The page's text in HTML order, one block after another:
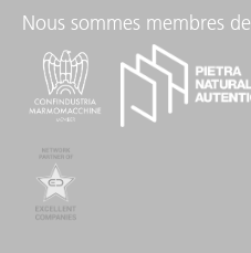
Nous sommes membres de